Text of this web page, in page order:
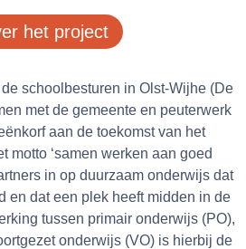
het project
schoolbesturen in Olst-Wijhe (De
met de gemeente en peuterwerk
aan de toekomst van het
motto ‘samen werken aan goed
in op duurzaam onderwijs dat
en dat een plek heeft midden in de
tussen primair onderwijs (PO),
onderwijs (VO) is hierbij de